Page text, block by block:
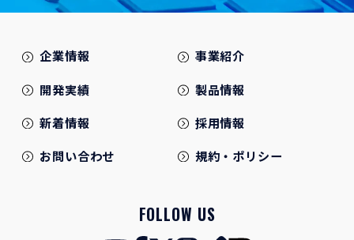
企業情報 事業紹介
開発実績 製品情報
新着情報 採用情報
お問い合わせ 規約・ポリシー
FOLLOW US